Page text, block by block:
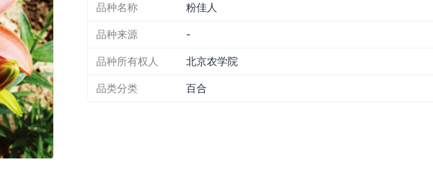
品种名称 粉佳人
品种来源 -
品种所有权人 北京农学院
品类分类 百合